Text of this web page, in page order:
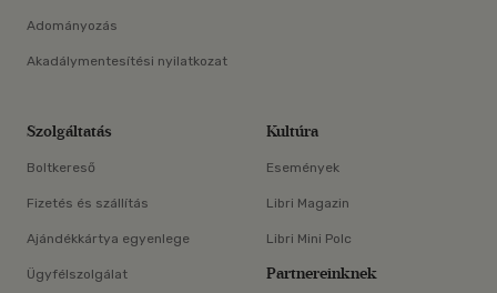
Adományozás
Akadálymentesítési nyilatkozat
Szolgáltatás
Boltkereső
Fizetés és szállítás
Ajándékkártya egyenlege
Ügyfélszolgálat
Kultúra
Események
Libri Magazin
Libri Mini Polc
Partnereinknek